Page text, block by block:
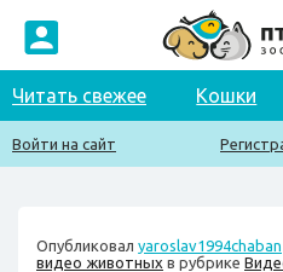
Читать свежее Кошки
Войти на сайт
Опубликовал yaroslav1994chaban
видео животных в рубрике